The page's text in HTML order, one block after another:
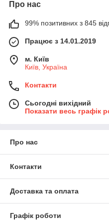
Про нас
99% позитивних з 845
Працює з 14.01.2019
м. Київ
Київ, Україна
Контакти
Сьогодні вихідний
Показати весь графік
Про нас
Контакти
Доставка та оплата
Графік роботи